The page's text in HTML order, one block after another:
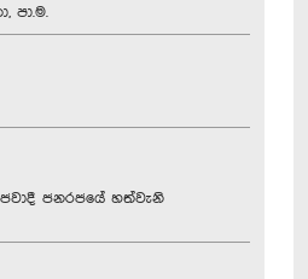
පා.ම.
ජනරජයේ හත්වැනි